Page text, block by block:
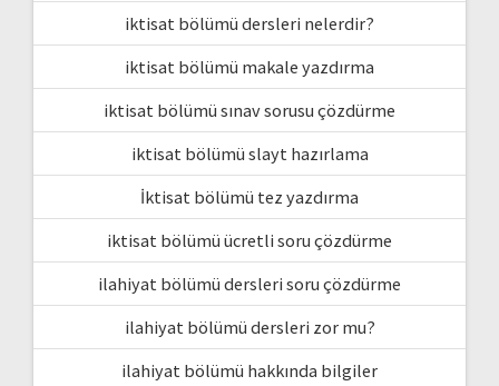
iktisat bölümü dersleri nelerdir?
iktisat bölümü makale yazdırma
iktisat bölümü sınav sorusu çözdürme
iktisat bölümü slayt hazırlama
İktisat bölümü tez yazdırma
iktisat bölümü ücretli soru çözdürme
ilahiyat bölümü dersleri soru çözdürme
ilahiyat bölümü dersleri zor mu?
ilahiyat bölümü hakkında bilgiler